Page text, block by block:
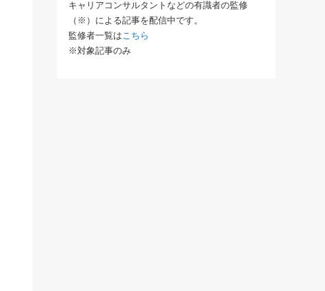
キャリアコンサルタントなどの有識者の監修
（※）による記事を配信中です。
監修者一覧はこちら
※対象記事のみ